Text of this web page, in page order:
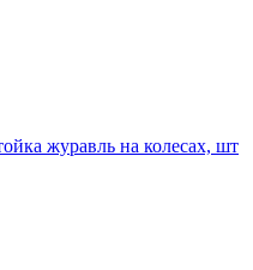
журавль на колесах, шт